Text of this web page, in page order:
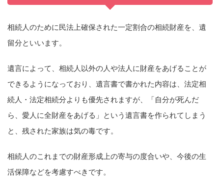
相続人のために民法上確保された一定割合の相続財産を、遺
留分といいます。
遺言によって、相続人以外の人や法人に財産をあげることが
できるようになっており、遺言書で書かれた内容は、法定相
続人・法定相続分よりも優先されますが、「自分が死んだ
ら、愛人に全財産をあげる」という遺言書を作られてしまう
と、残された家族は気の毒です。
相続人のこれまでの財産形成上の寄与の度合いや、今後の生
活保障などを考慮すべきです。